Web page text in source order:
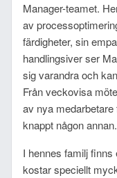
Manager-teamet.
av
färdigheter, sin
handlingsiver ser
sig varandra och
Från veckovisa
av nya
knappt någon annan.
I hennes familj
kostar speciellt